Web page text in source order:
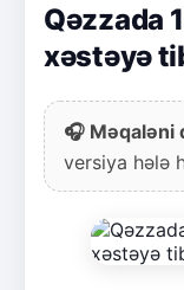
Qəzzada
xəstəyə
🎧 Məqaləni
versiya hələ